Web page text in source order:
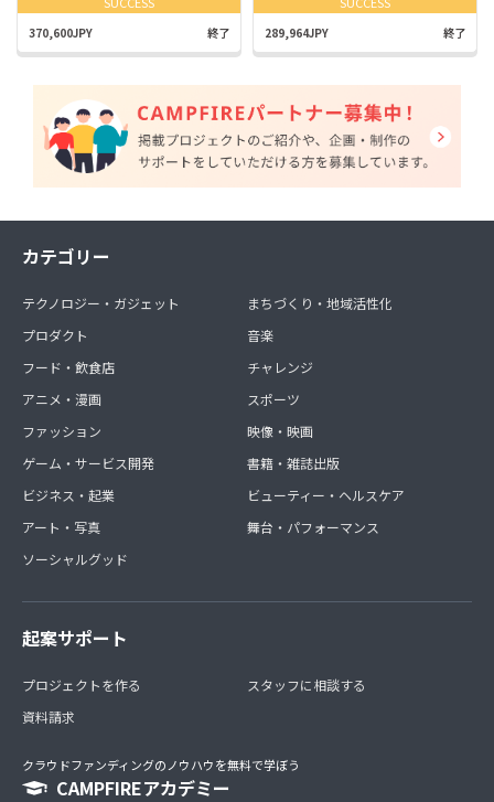
370,600JPY 終了 289,964JPY 終了
カテゴリー
テクノロジー・ガジェット
プロダクト
フード・飲食店
アニメ・漫画
ファッション
ゲーム・サービス開発
ビジネス・起業
アート・写真
ソーシャルグッド
まちづくり・地域活性化
音楽
チャレンジ
スポーツ
映像・映画
書籍・雑誌出版
ビューティー・ヘルスケア
舞台・パフォーマンス
起案サポート
プロジェクトを作る
資料請求
スタッフに相談する
クラウドファンディングのノウハウを無料で学ぼう
CAMPFIREアカデミー